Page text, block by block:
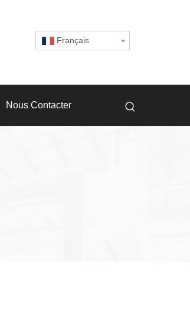
Français
Nous Contacter